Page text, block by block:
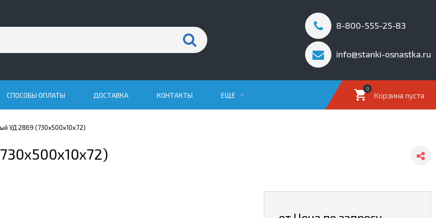
8-800-555-25-83
info@stanki-osnastka.ru
Корзина пуста
0
СПОСОБЫ ОПЛАТЫ ДОСТАВКА КОНТАКТЫ ЕЩЕ
УД 2869 (730x500x10x72)